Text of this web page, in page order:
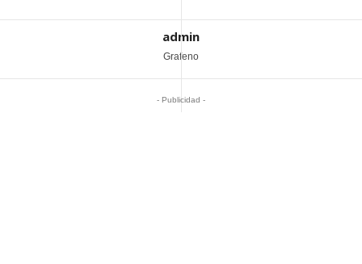
admin
Grafeno
- Publicidad -